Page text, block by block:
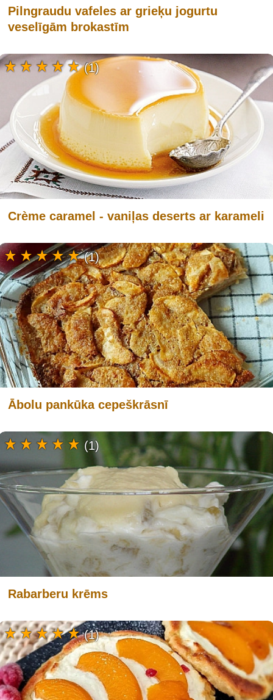
Pilngraudu vafeles ar grieķu jogurtu
veselīgām brokastīm
Crème caramel - vaniļas deserts ar karameli
(1)
Ābolu pankūka cepeškrāsnī
(1)
Rabarberu krēms
(1)
(1)